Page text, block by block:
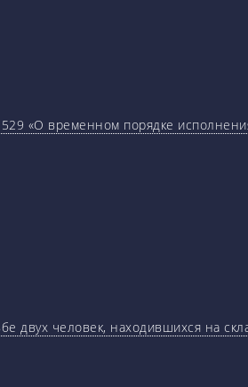
«О временном порядке
двух человек, находившихся на